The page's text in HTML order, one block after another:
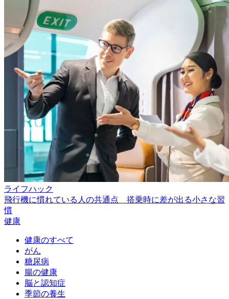
ライフハック
飛行機に慣れている人の共通点 搭乗時に差が出る小さな習
慣
健康
健康のすべて
がん
糖尿病
腸の健康
脳と認知症
季節の養生